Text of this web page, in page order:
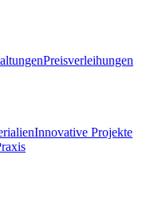
Preisverleihungen
Innovative Projekte